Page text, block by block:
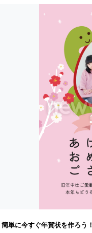
簡単に今すぐ年賀状を作ろう！